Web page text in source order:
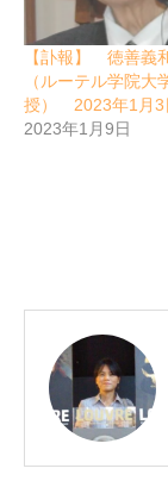
【訃報】 徳善義
（ルーテル学院大
授） 2023年1月3
2023年1月9日